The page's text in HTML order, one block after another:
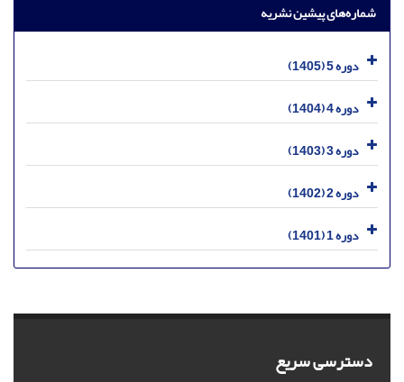
شماره‌های پیشین نشریه
دوره 5 (1405)
دوره 4 (1404)
دوره 3 (1403)
دوره 2 (1402)
دوره 1 (1401)
دسترسی سریع